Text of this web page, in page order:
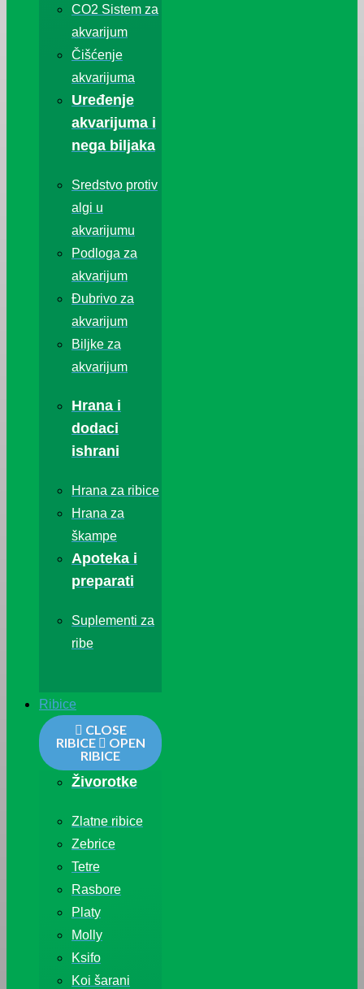
CO2 Sistem za
akvarijum
Čišćenje
akvarijuma
Uređenje
akvarijuma i
nega biljaka
Sredstvo protiv
algi u
akvarijumu
Podloga za
akvarijum
Đubrivo za
akvarijum
Biljke za
akvarijum
Hrana i
dodaci
ishrani
Hrana za ribice
Hrana za
škampe
Apoteka i
preparati
Suplementi za
ribe
Ribice
CLOSE
RIBICE
OPEN
RIBICE
Živorotke
Zlatne ribice
Zebrice
Tetre
Rasbore
Platy
Molly
Ksifo
Koi šarani